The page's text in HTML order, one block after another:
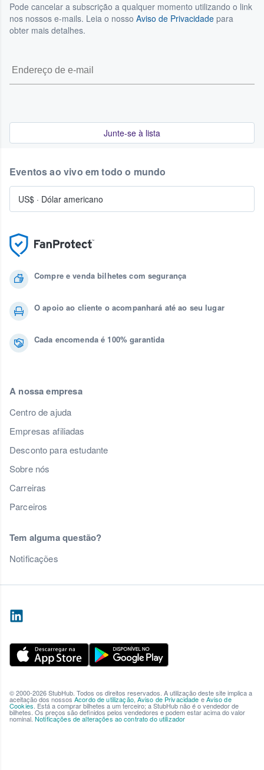
Pode cancelar a subscrição a qualquer momento utilizando o link
nos nossos e-mails. Leia o nosso Aviso de Privacidade para
obter mais detalhes.
Junte-se à lista
Compre e venda bilhetes com segurança
O apoio ao cliente o acompanhará até ao seu lugar
Cada encomenda é 100% garantida
A nossa empresa
Centro de ajuda
Empresas afiliadas
Desconto para estudante
Sobre nós
Carreiras
Parceiros
Tem alguma questão?
Notificações
Eventos ao vivo em todo o mundo
US$ · Dólar americano
© 2000-2026 StubHub. Todos os direitos reservados. A utilização deste site implica a
aceitação dos nossos Acordo de utilização, Aviso de Privacidade eAviso de
Cookies. Está a comprar bilhetes a um terceiro; a StubHub não é o vendedor de
bilhetes. Os preços são definidos pelos vendedores e podem estar acima do valor
nominal. Notificações de alterações ao contrato do utilizador